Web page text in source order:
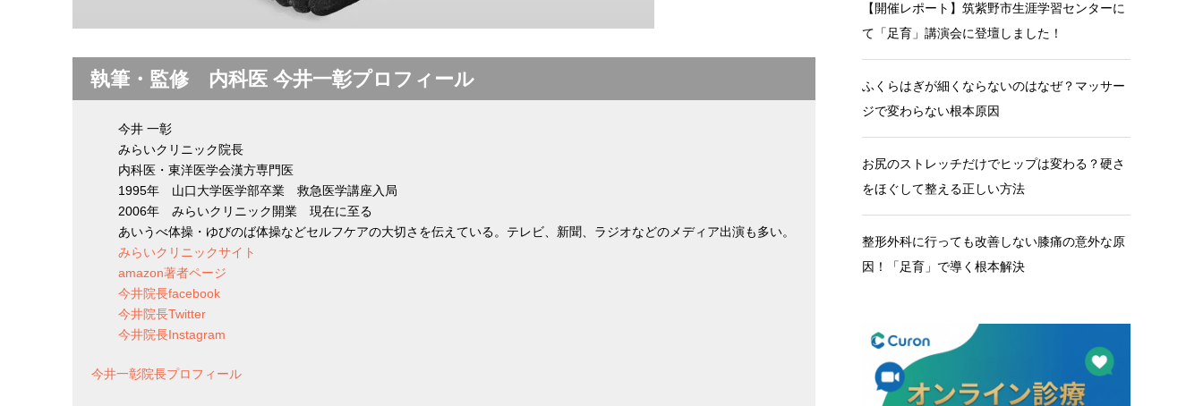
執筆・監修 内科医 今井一彰プロフィール
今井 一彰
みらいクリニック院長
内科医・東洋医学会漢方専門医
1995年 山口大学医学部卒業 救急医学講座入局
2006年 みらいクリニック開業 現在に至る
あいうべ体操・ゆびのば体操などセルフケアの大切さを伝えている。テレビ、新聞、ラジオなどのメディア出演も多い。
みらいクリニックサイト
amazon著者ページ
今井院長facebook
今井院長Twitter
今井院長Instagram
今井一彰院長プロフィール
【開催レポート】筑紫野市生涯学習センターに
て「足育」講演会に登壇しました！
ふくらはぎが細くならないのはなぜ？マッサー
ジで変わらない根本原因
お尻のストレッチだけでヒップは変わる？硬さ
をほぐして整える正しい方法
整形外科に行っても改善しない膝痛の意外な原
因！「足育」で導く根本解決